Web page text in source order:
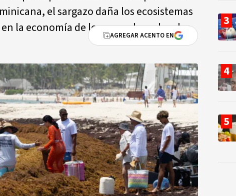
el sargazo daña los ecosistemas
la economía de los pescadores locales.
AGREGAR ACENTO EN